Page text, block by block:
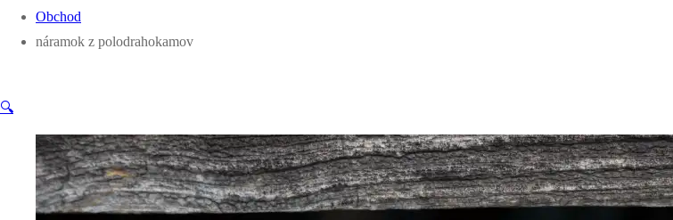
Obchod
náramok z polodrahokamov
🔍